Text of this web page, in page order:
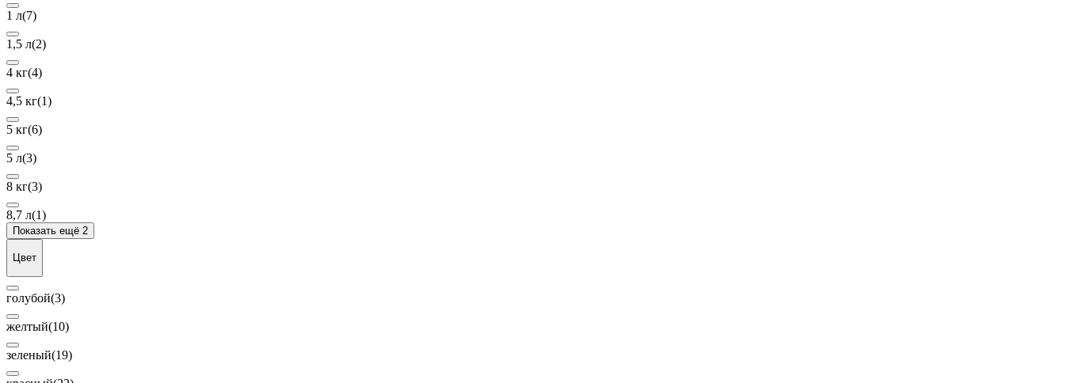
1 л(7)
1,5 л(2)
4 кг(4)
4,5 кг(1)
5 кг(6)
5 л(3)
8 кг(3)
8,7 л(1)
Показать ещё 2
Цвет
голубой(3)
желтый(10)
зеленый(19)